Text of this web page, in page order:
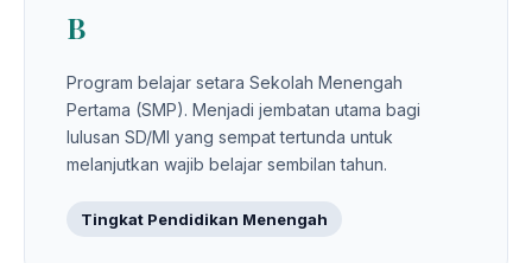
B
Program belajar setara Sekolah Menengah
Pertama (SMP). Menjadi jembatan utama bagi
lulusan SD/MI yang sempat tertunda untuk
melanjutkan wajib belajar sembilan tahun.
Tingkat Pendidikan Menengah